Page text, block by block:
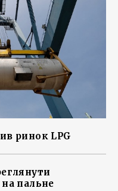
ринок LPG
пальне